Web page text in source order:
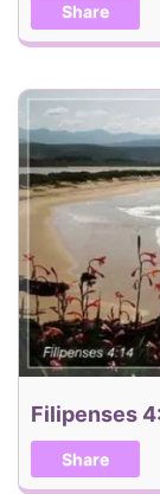
Share
Filipenses
Share